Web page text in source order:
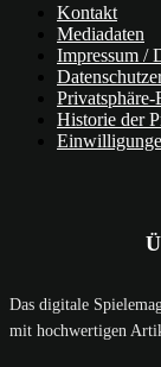
Kontakt
Mediadaten
Impressum /
Privatsphäre-
Historie der
Das digitale
mit hochwertigen